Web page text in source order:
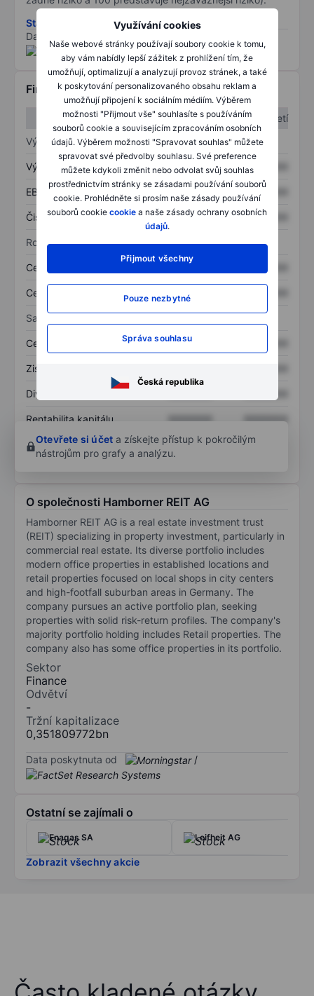
Využívání cookies
Naše webové stránky používají soubory cookie k tomu,
aby vám nabídly lepší zážitek z prohlížení tím, že
umožňují, optimalizují a analyzují provoz stránek, a také
k poskytování personalizovaného obsahu reklam a
umožňují připojení k sociálním médiím. Výběrem
možnosti "Přijmout vše" souhlasíte s používáním
souborů cookie a souvisejícím zpracováním osobních
údajů. Výběrem možnosti "Spravovat souhlas" můžete
spravovat své předvolby souhlasu. Své preference
můžete kdykoli změnit nebo odvolat svůj souhlas
prostřednictvím stránky se zásadami používání souborů
cookie. Prohlédněte si prosím naše zásady používání
souborů cookie cookie a naše zásady ochrany osobních
údajů.
Přijmout všechny
Pouze nezbytné
Správa souhlasu
Česká republika
Stáhněte si metodiku rizik ESG
Data poskytnuta od
Finanční informace
1. čtvrtletí
2. čtvrtletí
Výkaz zisku a ztráty
Výnos XXXXXXX XXXXXXX
EBITDA XXXXXXX XXXXXXX
Čistý příjem XXXXXXX XXXXXXX
Rozvaha
Celková aktiva XXXXXXX
Celkový dluh XXXXXXX
Sazby
Cena/tržby XXXXXXX
Zisk na akcii
Dividenda na akcii
Rentabilita kapitálu XXXXXXX
XXXXXXX
Otevřete si účet a získejte přístup k pokročilým
nástrojům pro grafy a analýzu.
O společnosti Hamborner REIT AG
Hamborner REIT AG is a real estate investment trust
(REIT) specializing in property investment, particularly in
commercial real estate. Its diverse portfolio includes
modern office properties in established locations and
retail properties focused on local shops in city centers
and high-footfall suburban areas in Germany. The
company pursues an active portfolio plan, seeking
properties with solid risk-return profiles. The company's
majority portfolio holding includes Retail properties. The
company also has some office properties in its portfolio.
Sektor
Finance
Odvětví
-
Tržní kapitalizace
0,351809772bn
Data poskytnuta od /
Ostatní se zajímali o
Enagas SA Leifheit AG
Zobrazit všechny akcie